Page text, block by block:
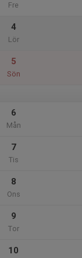
Fre
4
Lör
5
Sön
6
Mån
7
Tis
8
Ons
9
Tor
10